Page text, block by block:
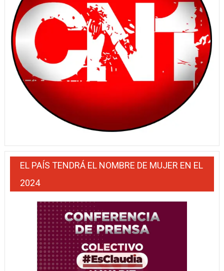
EL PAÍS TENDRÁ EL NOMBRE DE MUJER EN EL
2024